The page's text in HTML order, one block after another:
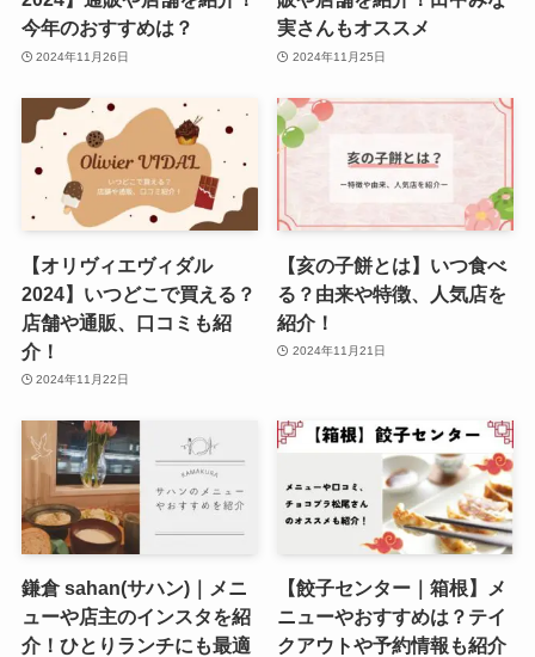
今年のおすすめは？
2024年11月26日
実さんもオススメ
2024年11月25日
【オリヴィエヴィダル
2024】いつどこで買える？
店舗や通販、口コミも紹
介！
2024年11月22日
【亥の子餅とは】いつ食べ
る？由来や特徴、人気店を
紹介！
2024年11月21日
鎌倉 sahan(サハン)｜メニ
ューや店主のインスタを紹
介！ひとりランチにも最適
【餃子センター｜箱根】メ
ニューやおすすめは？テイ
クアウトや予約情報も紹介